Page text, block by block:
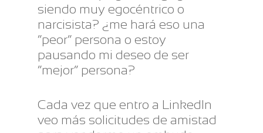
siendo muy egocéntrico o
narcisista? ¿me hará eso una
“peor” persona o estoy
pausando mi deseo de ser
“mejor” persona?
Cada vez que entro a LinkedIn
veo más solicitudes de amistad